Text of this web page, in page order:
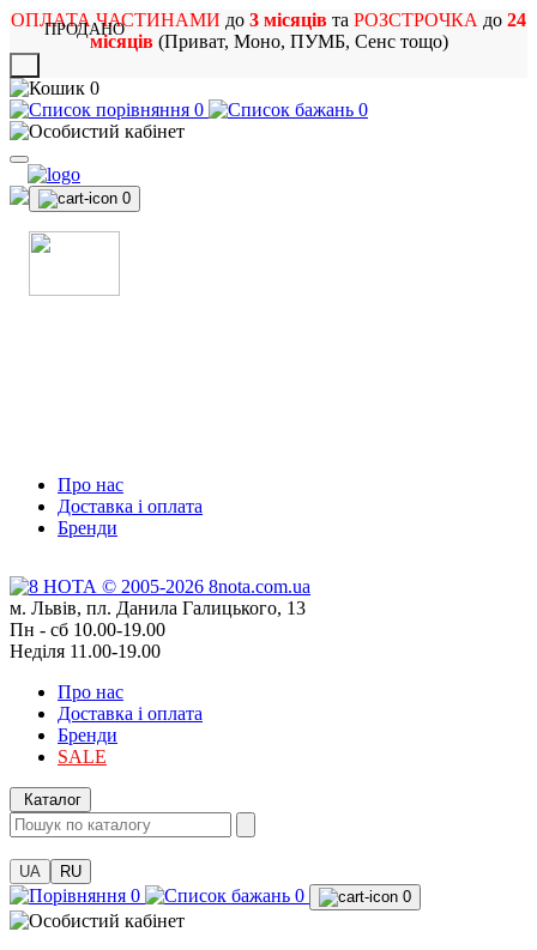
ОПЛАТА ЧАСТИНАМИ до 3 місяців та РОЗСТРОЧКА до 24
місяців(Приват, Моно, ПУМБ, Сенс тощо)
0
0
0
0
Про нас
Доставка і оплата
Бренди
м. Львів, пл. Данила Галицького, 13
Пн - сб 10.00-19.00
Неділя 11.00-19.00
Про нас
Доставка і оплата
Бренди
SALE
Каталог
UA RU
0 0 0
ПРОДАНО